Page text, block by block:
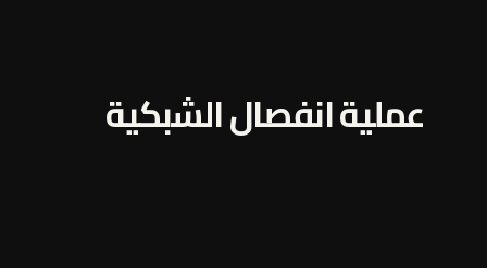
عملية انفصال الشبكية